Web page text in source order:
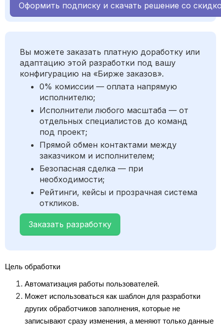
Оформить подписку и скачать решение со
Вы можете заказать платную доработку или
адаптацию этой разработки под вашу
конфигурацию на «Бирже заказов».
0% комиссии — оплата напрямую
исполнителю;
Исполнители любого масштаба — от
отдельных специалистов до команд
под проект;
Прямой обмен контактами между
заказчиком и исполнителем;
Безопасная сделка — при
необходимости;
Рейтинги, кейсы и прозрачная система
откликов.
Заказать разработку
Цель обработки
Автоматизация работы пользователей.
Может использоваться как шаблон для разработки
других обработчиков заполнения, которые не
записывают сразу изменения, а меняют только данные